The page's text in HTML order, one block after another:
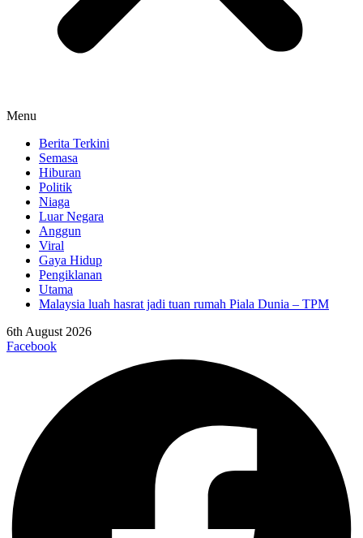
Menu
Berita Terkini
Semasa
Hiburan
Politik
Niaga
Luar Negara
Anggun
Viral
Gaya Hidup
Pengiklanan
Utama
Malaysia luah hasrat jadi tuan rumah Piala Dunia – TPM
6th August 2026
Facebook